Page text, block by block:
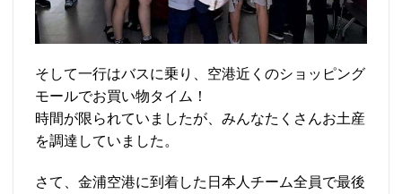
そして一行はバスに乗り、空港近くのショッピング
モールでお買い物タイム！
時間が限られていましたが、みんなたくさんお土産
を調達していました。
さて、金浦空港に到着した日本人チーム全員で最後